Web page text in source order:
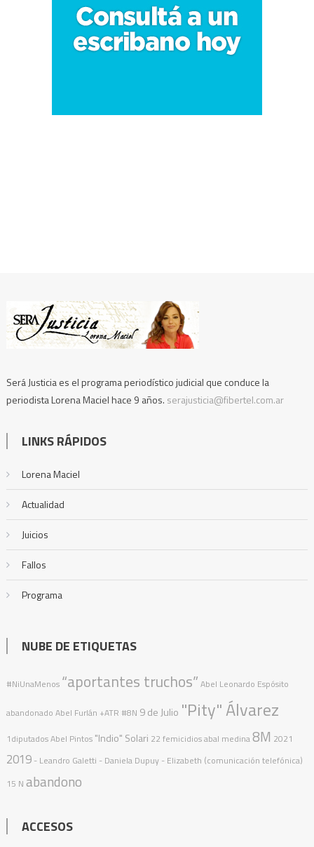
Será Justicia es el programa periodístico judicial que conduce la
periodista Lorena Maciel hace 9 años. serajusticia@fibertel.com.ar
LINKS RÁPIDOS
Lorena Maciel
Actualidad
Juicios
Fallos
Programa
NUBE DE ETIQUETAS
#NiUnaMenos “aportantes truchos” Abel Leonardo Espósito
abandonado Abel Furlán +ATR #8N 9 de Julio "Pity" Álvarez
1diputadosAbel Pintos "Indio" Solari 22 femicidiosabal medina8M 2021
2019 - Leandro Galetti - Daniela Dupuy - Elizabeth (comunicación telefónica)
15 N abandono
ACCESOS